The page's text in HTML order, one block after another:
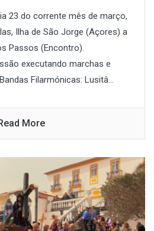
23 do corrente mês de março,
Ilha de São Jorge (Açores) a
Passos (Encontro).
executando marchas e
Filarmónicas: Lusitâ...
More